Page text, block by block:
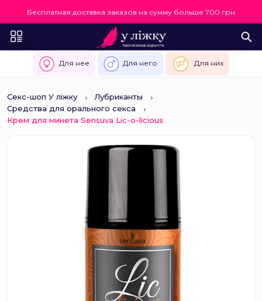
Бесплатная доставка заказов на сумму больше 700 грн
Для нее Для него Для них
Секс-шоп У ліжку
Лубриканты
Средства для орального секса
Крем для минета Sensuva Lic-o-licious